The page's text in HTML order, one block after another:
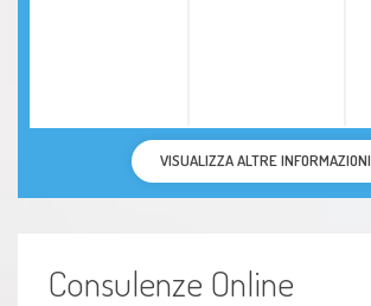
VISUALIZZA ALTRE INFORMAZIONI
Consulenze Online